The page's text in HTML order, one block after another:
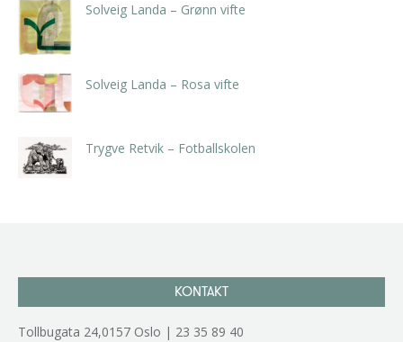
Solveig Landa – Grønn vifte
Solveig Landa – Rosa vifte
Trygve Retvik – Fotballskolen
KONTAKT
Tollbugata 24,0157 Oslo | 23 35 89 40